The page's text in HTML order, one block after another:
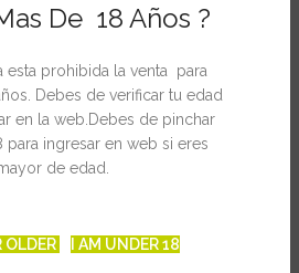
De 18 Años ?
esta prohibida la venta para
Debes de verificar tu edad
en la web.Debes de pinchar
para ingresar en web si eres
de edad.
OLDER I AM UNDER 18
funcional
a fruta,, olor a baya y almizclado,